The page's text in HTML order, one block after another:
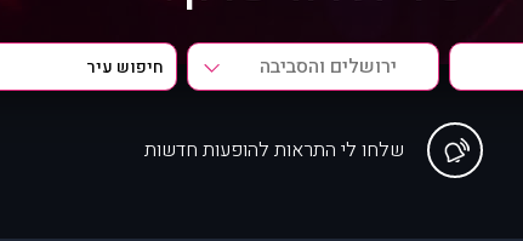
ירושלים והסביבה
שלחו לי התראות להופעות חדשות